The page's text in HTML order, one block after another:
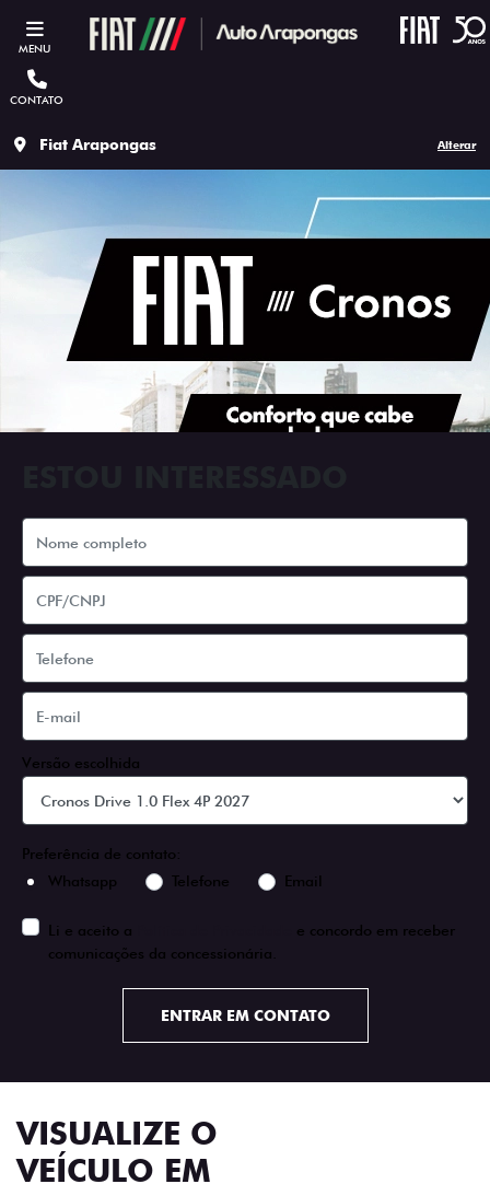
MENU
CONTATO
Fiat Arapongas Alterar
Versão escolhida
Preferência de contato:
Whatsapp
Telefone Email
Li e aceito a
e concordo em receber
comunicações da concessionária.
ENTRAR EM CONTATO
VISUALIZE O
VEÍCULO EM